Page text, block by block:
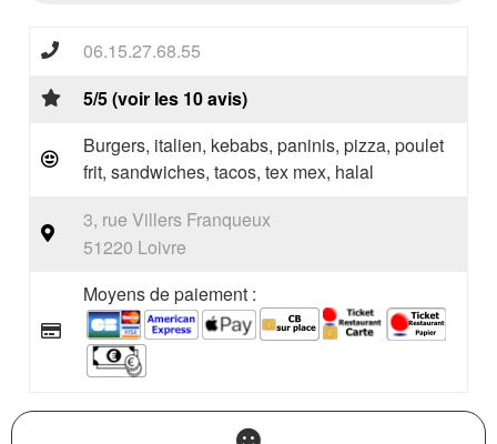
06.15.27.68.55
5/5 (voir les 10 avis)
Burgers, italien, kebabs, paninis, pizza, poulet
frit, sandwiches, tacos, tex mex, halal
3, rue Villers Franqueux
51220 Loivre
Moyens de paiement :